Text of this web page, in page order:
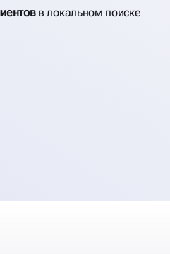
в локальном поиске